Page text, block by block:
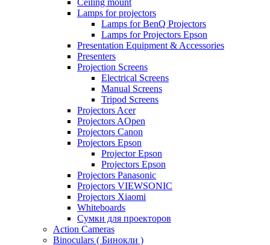
Ceiling mount
Lamps for projectors
Lamps for BenQ Projectors
Lamps for Projectors Epson
Presentation Equipment & Accessories
Presenters
Projection Screens
Electrical Screens
Manual Screens
Tripod Screens
Projectors Acer
Projectors AOpen
Projectors Canon
Projectors Epson
Projector Epson
Projectors Epson
Projectors Panasonic
Projectors VIEWSONIC
Projectors Xiaomi
Whiteboards
Сумки для проекторов
Action Cameras
Binoculars ( Бинокли )